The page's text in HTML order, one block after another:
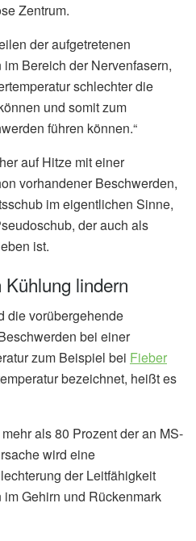
Zentrum.
der aufgetretenen
Bereich der Nervenfasern,
schlechter die
und somit zum
führen können.“
auf Hitze mit einer
vorhandener Beschwerden,
im eigentlichen Sinne,
der auch als
ist.
lindern
die vorübergehende
bei einer
zum Beispiel bei Fieber
bezeichnet, heißt es
als 80 Prozent der an MS-
wird eine
der Leitfähigkeit
Gehirn und Rückenmark